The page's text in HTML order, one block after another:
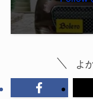
よ